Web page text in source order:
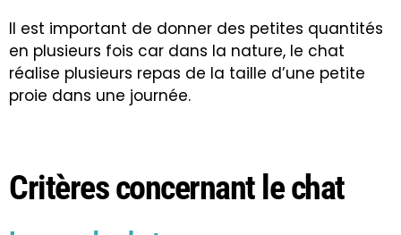
Il est important de donner des petites quantités
en plusieurs fois car dans la nature, le chat
réalise plusieurs repas de la taille d’une petite
proie dans une journée.
Critères concernant le chat